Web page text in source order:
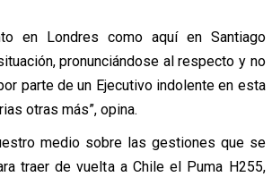
en Londres como aquí en Santiago
pronunciándose al respecto y no
parte de un Ejecutivo indolente en esta
otras más”, opina.
medio sobre las gestiones que se
traer de vuelta a Chile el Puma H255,